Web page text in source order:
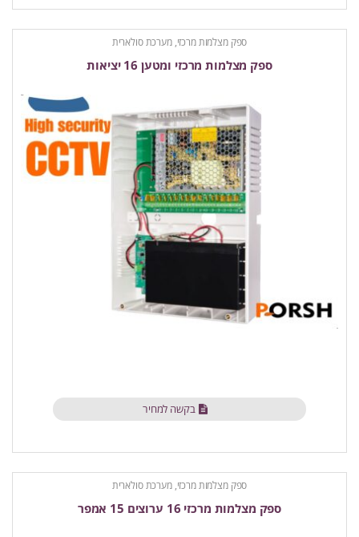
ספק מצלמות מרכזי, מערכת סולארית
ספק מצלמות מרכזי ומטען 16 יציאות
בקשה למחיר
ספק מצלמות מרכזי, מערכת סולארית
ספק מצלמות מרכזי 16 ערוצים 15 אמפר